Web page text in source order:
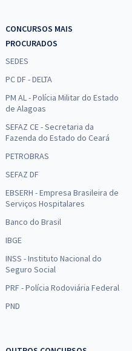
CONCURSOS MAIS
PROCURADOS
SEDES
PC DF - DELTA
PM AL - Polícia Militar do Estado
de Alagoas
SEFAZ CE - Secretaria da
Fazenda do Estado do Ceará
PETROBRAS
SEFAZ DF
EBSERH - Empresa Brasileira de
Serviços Hospitalares
Banco do Brasil
IBGE
INSS - Instituto Nacional do
Seguro Social
PRF - Polícia Rodoviária Federal
PND